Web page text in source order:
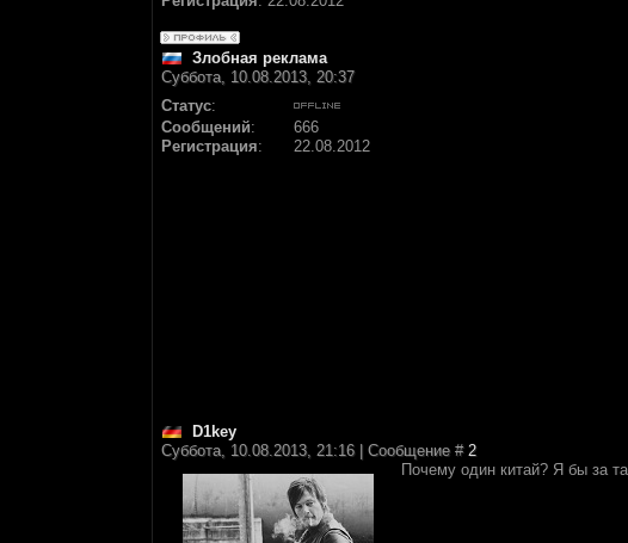
Злобная реклама
Суббота, 10.08.2013, 20:37
Статус:
Сообщений:
666
Регистрация: 22.08.2012
D1key
Суббота, 10.08.2013, 21:16 | Сообщение # 2
Почему один китай? Я бы за